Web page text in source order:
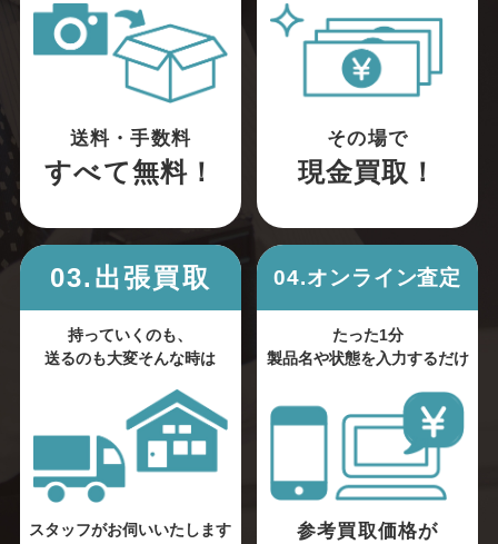
送料・手数料
すべて無料！
その場で
現金買取！
03.出張買取
持っていくのも、
送るのも大変そんな時は
スタッフがお伺いいたします
04.オンライン査定
たった1分
製品名や状態を入力するだけ
参考買取価格が